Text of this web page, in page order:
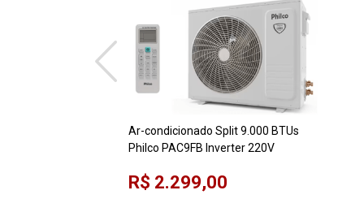
Ar-condicionado Split 9.000 BTUs
Philco PAC9FB Inverter 220V
R$ 2.299,00